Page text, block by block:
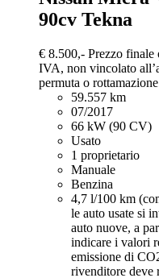
90cv Tekna
€ 8.500,- Prezzo finale
IVA, non vincolato
permuta o
59.557 km
07/2017
66 kW (90 CV)
Usato
1 proprietario
Manuale
Benzina
4,7 l/100 km
le auto usate si
auto nuove, a
indicare i valori
emissione di
rivenditore deve